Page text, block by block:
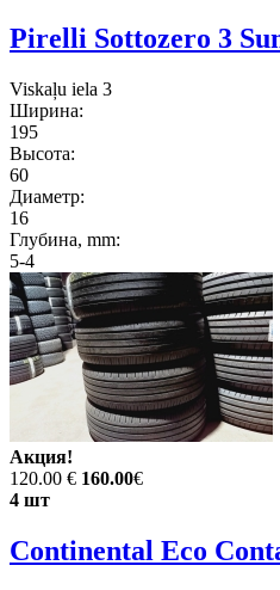
Pirelli Sottozero 3
Viskaļu iela 3
Ширина:
195
Высота:
60
Диаметр:
16
Глубина, mm:
5-4
Акция!
120.00 € 160.00€
4 шт
Continental Eco